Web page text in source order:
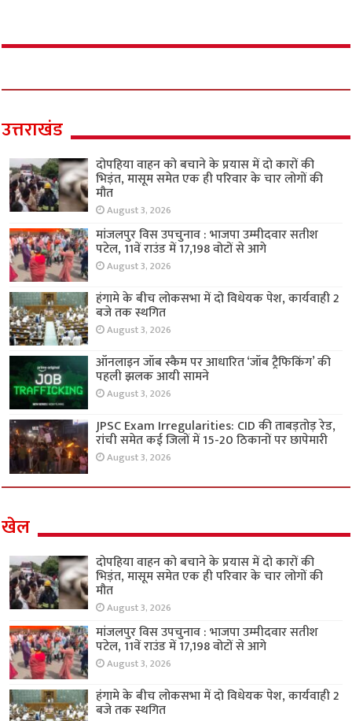
उत्तराखंड
दोपहिया वाहन को बचाने के प्रयास में दो कारों की
भिड़ंत, मासूम समेत एक ही परिवार के चार लोगों की
मौत
August 3, 2026
मांजलपुर विस उपचुनाव : भाजपा उम्मीदवार सतीश
पटेल, 11वें राउंड में 17,198 वोटों से आगे
August 3, 2026
हंगामे के बीच लोकसभा में दो विधेयक पेश, कार्यवाही 2
बजे तक स्थगित
August 3, 2026
ऑनलाइन जॉब स्कैम पर आधारित ‘जॉब ट्रैफिकिंग’ की
पहली झलक आयी सामने
August 3, 2026
JPSC Exam Irregularities: CID की ताबड़तोड़ रेड,
रांची समेत कई जिलों में 15-20 ठिकानों पर छापेमारी
August 3, 2026
खेल
दोपहिया वाहन को बचाने के प्रयास में दो कारों की
भिड़ंत, मासूम समेत एक ही परिवार के चार लोगों की
मौत
August 3, 2026
मांजलपुर विस उपचुनाव : भाजपा उम्मीदवार सतीश
पटेल, 11वें राउंड में 17,198 वोटों से आगे
August 3, 2026
हंगामे के बीच लोकसभा में दो विधेयक पेश, कार्यवाही 2
बजे तक स्थगित